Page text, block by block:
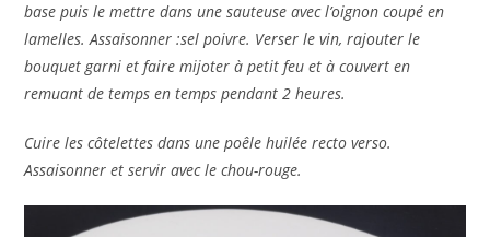
base puis le mettre dans une sauteuse avec l’oignon coupé en
lamelles. Assaisonner :sel poivre. Verser le vin, rajouter le
bouquet garni et faire mijoter à petit feu et à couvert en
remuant de temps en temps pendant 2 heures.
Cuire les côtelettes dans une poêle huilée recto verso.
Assaisonner et servir avec le chou-rouge.